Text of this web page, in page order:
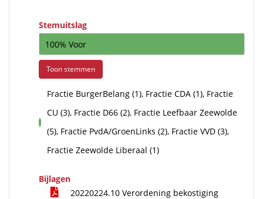
Stemuitslag
100% Voor
Toon stemmen
voor
Fractie BurgerBelang (1), Fractie CDA (1), Fractie
CU (3), Fractie D66 (2), Fractie Leefbaar Zeewolde
(5), Fractie PvdA/GroenLinks (2), Fractie VVD (3),
Fractie Zeewolde Liberaal (1)
Bijlagen
20220224.10 Verordening bekostiging